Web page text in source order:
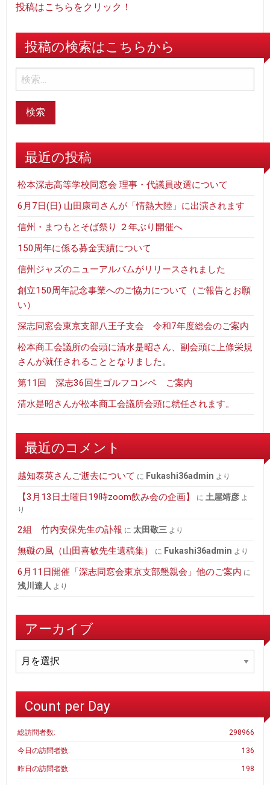
投稿はこちらをクリック！
投稿の検索はこちらから
最近の投稿
松本深志高等学校同窓会 理事・代議員改選について
6月7日(日) 山田康司さんが「情熱大陸」に出演されます
信州・まつもとそば祭り ２年ぶり開催へ
150周年に係る募金実績について
信州ジャズのニューアルバムがリリースされました
創立150周年記念事業へのご協力について（ご報告とお願
い）
深志同窓会東京支部八王子支会 令和7年度総会のご案内
松本商工会議所の会頭に清水是昭さん、副会頭に上條栄規
さんが就任されることとなりました。
第11回 深志36回生ゴルフコンペ ご案内
清水是昭さんが松本商工会議所会頭に就任されます。
最近のコメント
越知泰英さんご逝去について に fukashi36admin より
【3月13日土曜日19時zoom飲み会の企画】 に 土屋靖彦 よ
り
2組 竹内安保先生の訃報 に 太田敬三 より
無礙の風（山田喜敏先生遺稿集） に fukashi36admin より
6月11日開催「深志同窓会東京支部懇親会」他のご案内 に
浅川達人 より
アーカイブ
ー
ブ
Count per Day
298966
総訪問者数:
136
今日の訪問者数:
198
昨日の訪問者数: